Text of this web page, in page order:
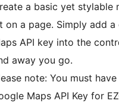
a basic yet stylable
on a page. Simply add a
API key into the
away you go.
note: You must have
Maps API Key for